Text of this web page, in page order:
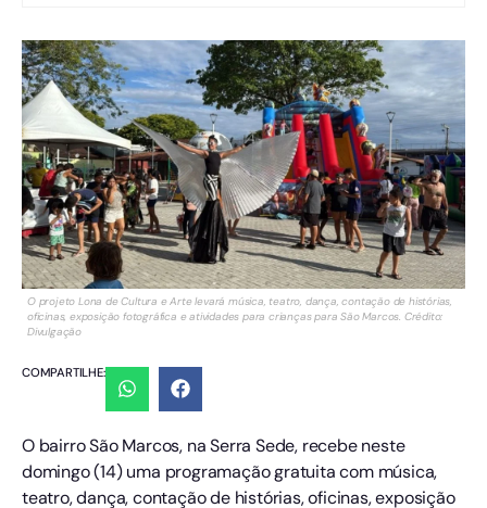
O projeto Lona de Cultura e Arte levará música, teatro, dança, contação de histórias,
oficinas, exposição fotográfica e atividades para crianças para São Marcos. Crédito:
Divulgação
COMPARTILHE:
O bairro São Marcos, na Serra Sede, recebe neste
domingo (14) uma programação gratuita com música,
teatro, dança, contação de histórias, oficinas, exposição